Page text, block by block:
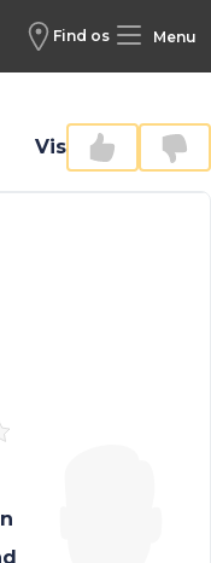
Find os Menu
Vis